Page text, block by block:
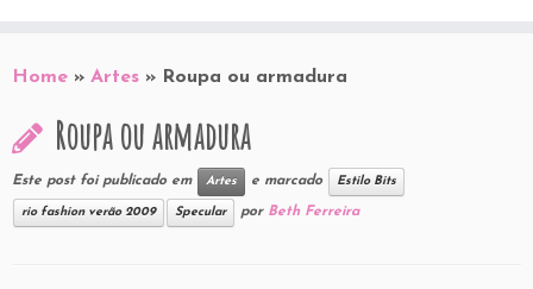
toHome » Artes » Roupa ou armadura
Roupa ou armadura
Este post foi publicado em Artes e marcado Estilo Bits
rio fashion verão 2009 Specular por Beth Ferreira